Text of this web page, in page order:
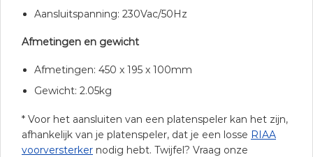
Aansluitspanning: 230Vac/50Hz
Afmetingen en gewicht
Afmetingen: 450 x 195 x 100mm
Gewicht: 2.05kg
* Voor het aansluiten van een platenspeler kan het zijn,
afhankelijk van je platenspeler, dat je een losse RIAA
voorversterker nodig hebt. Twijfel? Vraag onze